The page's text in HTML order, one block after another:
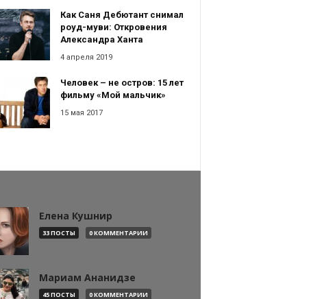
Как Саня Дебютант снимал
роуд-муви: Откровения
Александра Ханта
4 апреля 2019
Человек – не остров: 15 лет
фильму «Мой мальчик»
15 мая 2017
Елена Кушнир
33 ПОСТЫ 0 КОММЕНТАРИИ
Мариам Ананидзе
45 ПОСТЫ 0 КОММЕНТАРИИ